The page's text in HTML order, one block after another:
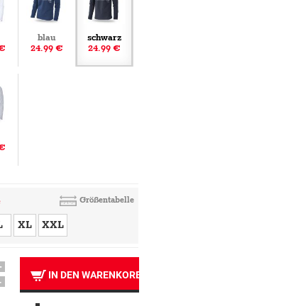
blau
24.99 €
schwarz
24.99 €
Größentabelle
XL XXL
IN DEN WARENKORB